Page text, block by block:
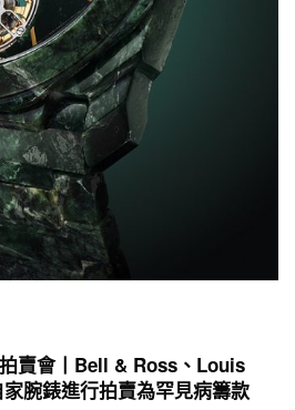
賣會丨Bell & Ross、Louis
腕錶進行拍賣為罕見病籌款